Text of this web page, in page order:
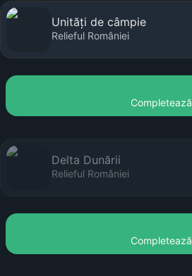
Unități de câmpie
Relieful României
Completează
Delta Dunării
Relieful României
Completează